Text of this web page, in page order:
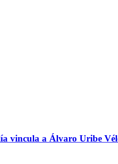
vincula a Álvaro Uribe